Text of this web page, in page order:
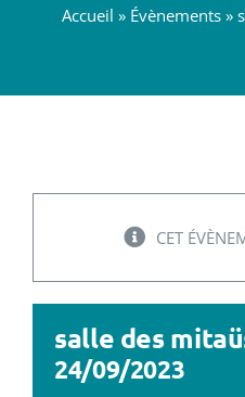
CULTURE & PATRIMOINE
SANTÉ & SOCIAL
RECHERCHER:
Accueil » Évènements»
CET
salle des
24/09/2023